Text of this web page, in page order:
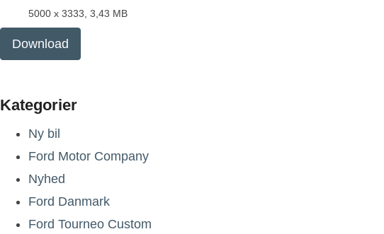
5000 x 3333, 3,43 MB
Download
Kategorier
Ny bil
Ford Motor Company
Nyhed
Ford Danmark
Ford Tourneo Custom